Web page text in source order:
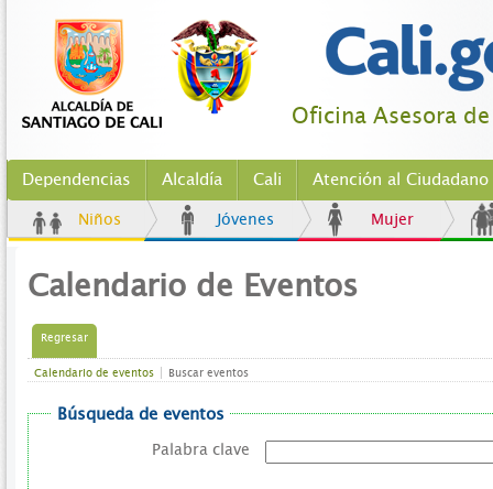
Oficina Asesora
Dependencias Alcaldía Cali Atención al Ciudadano
Niños Jóvenes Mujer
Calendario de Eventos
Regresar
Calendario de eventos Buscar eventos
Búsqueda de eventos
Palabra clave